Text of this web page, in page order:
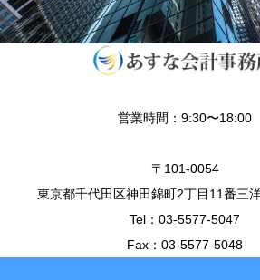
営業時間：9:30〜18:00
〒101-0054
東京都千代田区神田錦町2丁目11番三
Tel：03-5577-5047
Fax：03-5577-5048